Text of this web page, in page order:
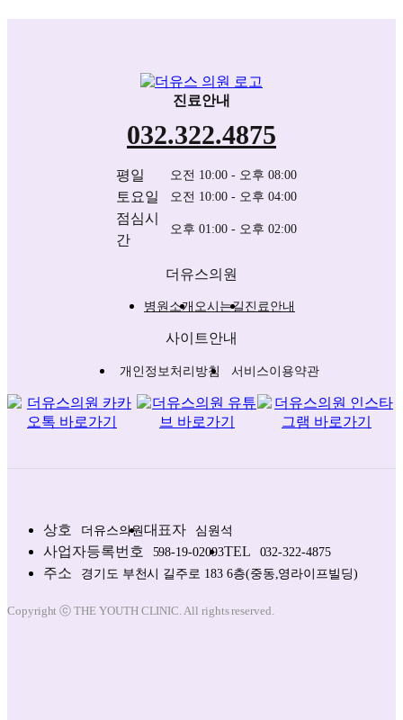
진료안내
032.322.4875
평일 오전 10:00 - 오후 08:00
토요일 오전 10:00 - 오후 04:00
점심시
간
오후 01:00 - 오후 02:00
더유스의원
병원소개 오시는길 진료안내
사이트안내
개인정보처리방침 서비스이용약관
상호 더유스의원대표자 심원석
사업자등록번호 598-19-02093TEL 032-322-4875
주소 경기도 부천시 길주로 183 6층(중동,영라이프빌딩)
Copyright ⓒ THE YOUTH CLINIC. All rights reserved.